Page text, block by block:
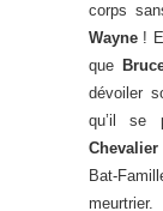
corps
Wayne !
que
dévoiler
qu’il se
Bat-
meurtrier.